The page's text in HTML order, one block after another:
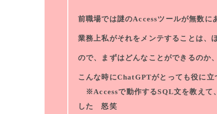
前職場では謎のAccessツールが無数に
業務上私がそれをメンテすることは、
ので、まずはどんなことができるのか
こんな時にChatGPTがとっても役に
※Accessで動作するSQL文を教えて
した 怒笑